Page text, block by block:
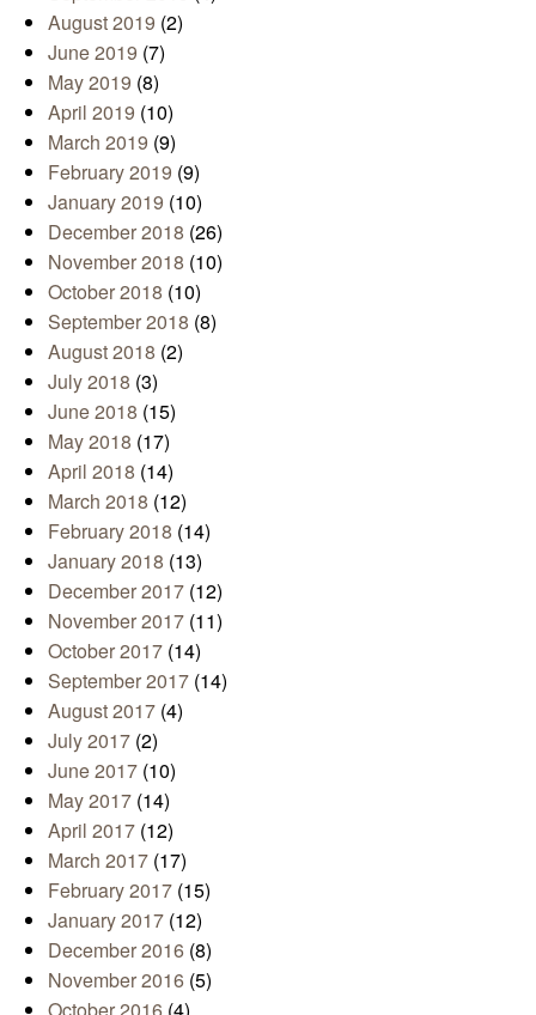
August 2019 (2)
June 2019 (7)
May 2019 (8)
April 2019 (10)
March 2019 (9)
February 2019 (9)
January 2019 (10)
December 2018 (26)
November 2018 (10)
October 2018 (10)
September 2018 (8)
August 2018 (2)
July 2018 (3)
June 2018 (15)
May 2018 (17)
April 2018 (14)
March 2018 (12)
February 2018 (14)
January 2018 (13)
December 2017 (12)
November 2017 (11)
October 2017 (14)
September 2017 (14)
August 2017 (4)
July 2017 (2)
June 2017 (10)
May 2017 (14)
April 2017 (12)
March 2017 (17)
February 2017 (15)
January 2017 (12)
December 2016 (8)
November 2016 (5)
October 2016 (4)